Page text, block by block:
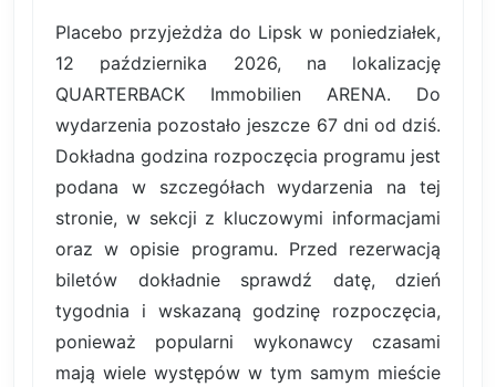
Placebo przyjeżdża do Lipsk w poniedziałek,
12 października 2026, na lokalizację
QUARTERBACK Immobilien ARENA. Do
wydarzenia pozostało jeszcze 67 dni od dziś.
Dokładna godzina rozpoczęcia programu jest
podana w szczegółach wydarzenia na tej
stronie, w sekcji z kluczowymi informacjami
oraz w opisie programu. Przed rezerwacją
biletów dokładnie sprawdź datę, dzień
tygodnia i wskazaną godzinę rozpoczęcia,
ponieważ popularni wykonawcy czasami
mają wiele występów w tym samym mieście